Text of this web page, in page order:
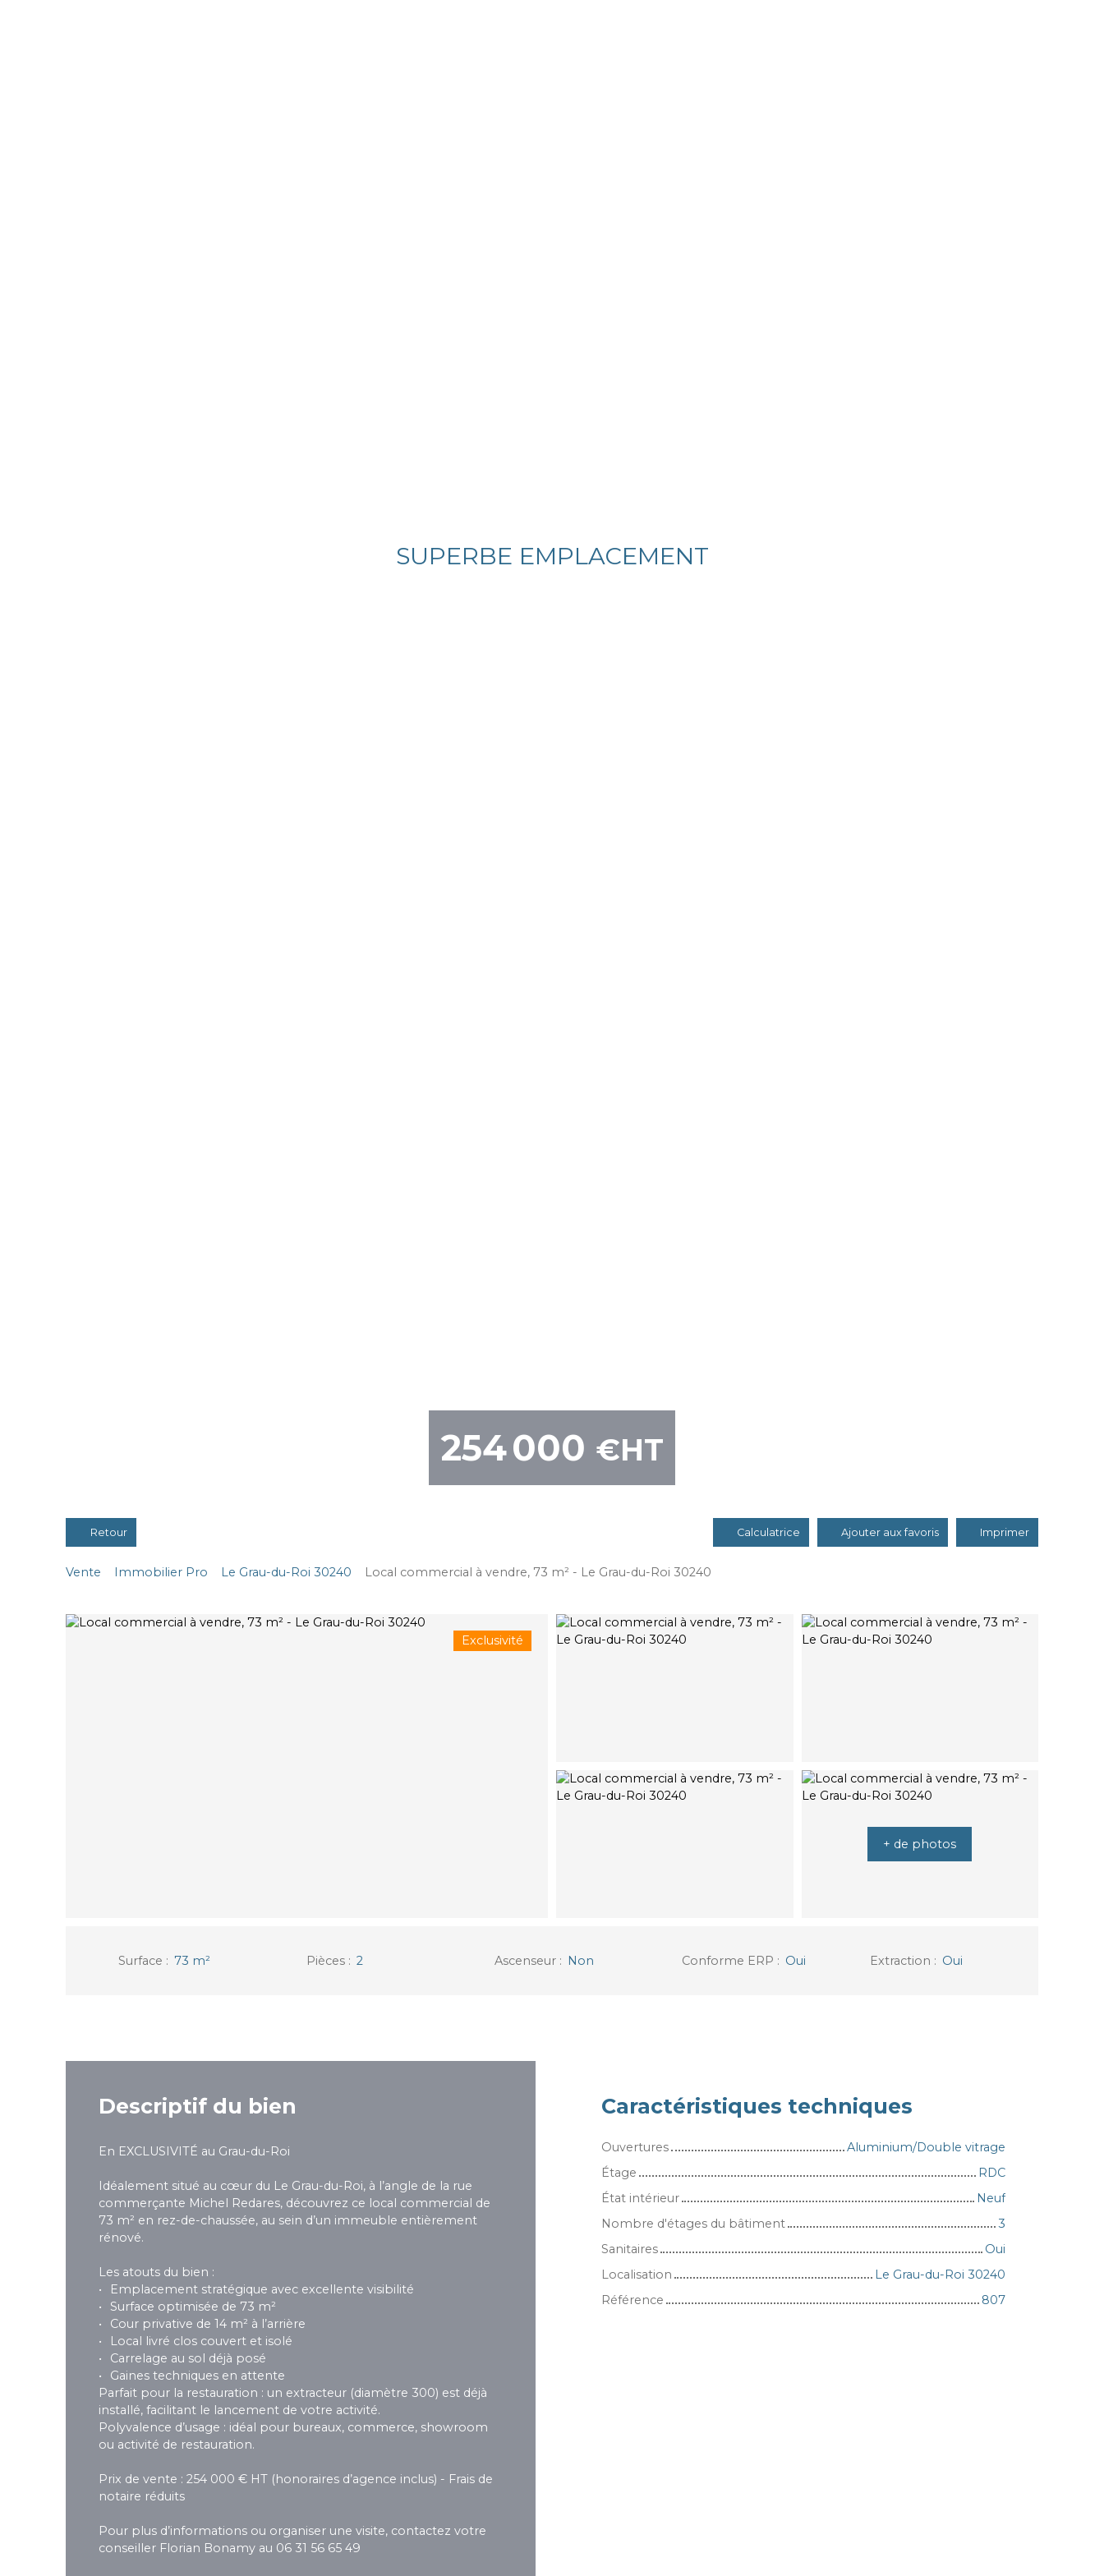
SUPERBE EMPLACEMENT
254 000 €HT
Retour Calculatrice Ajouter aux favoris Imprimer
Vente Immobilier Pro Le Grau-du-Roi 30240 Local commercial à vendre, 73 m² - Le Grau-du-Roi 30240
Exclusivité
+ de photos
Surface : 73 m² Pièces: 2 Ascenseur: Non Conforme ERP : Oui Extraction : Oui
Descriptif du bien
En EXCLUSIVITÉ au Grau-du-Roi
Idéalement situé au cœur du Le Grau-du-Roi, à l’angle de la rue
commerçante Michel Redares, découvrez ce local commercial de
73 m² en rez-de-chaussée, au sein d’un immeuble entièrement
rénové.
Les atouts du bien :
Emplacement stratégique avec excellente visibilité
Surface optimisée de 73 m²
Cour privative de 14 m² à l’arrière
Local livré clos couvert et isolé
Carrelage au sol déjà posé
Gaines techniques en attente
Parfait pour la restauration : un extracteur (diamètre 300) est déjà
installé, facilitant le lancement de votre activité.
Polyvalence d’usage : idéal pour bureaux, commerce, showroom
ou activité de restauration.
Prix de vente : 254 000 € HT (honoraires d’agence inclus) - Frais de
notaire réduits
Pour plus d’informations ou organiser une visite, contactez votre
conseiller Florian Bonamy au 06 31 56 65 49
Caractéristiques techniques
Ouvertures
Aluminium/Double vitrage
Étage
RDC
État intérieur
Neuf
Nombre d'étages du bâtiment
3
Sanitaires
Oui
Localisation
Le Grau-du-Roi 30240
Référence
807